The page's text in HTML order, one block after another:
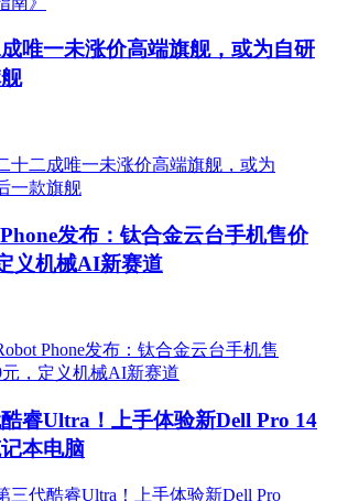
唯一未涨价高端旗舰，或为自研
发布：钛合金云台手机售价
义机械AI新赛道
睿Ultra！上手体验新Dell Pro 14
本电脑